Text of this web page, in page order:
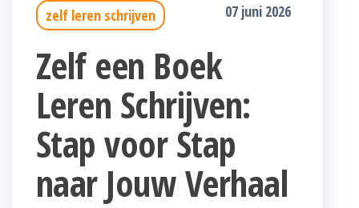
zelf leren schrijven 07 juni 2026
Zelf een Boek
Leren Schrijven:
Stap voor Stap
naar Jouw Verhaal